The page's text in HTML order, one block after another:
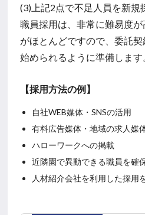
(3)上記2点で不足人員を新規
職員採用は、非常に難易度
がほとんどですので、委託
始められるように準備します
【採用方法の例】
自社WEB媒体・SNSの活用
有料広告媒体・地域の求人媒
ハローワークへの掲載
近隣園で異動できる職員を確
人材紹介会社を利用した採用